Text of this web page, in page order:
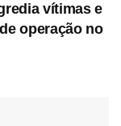
vítimas e
operação no